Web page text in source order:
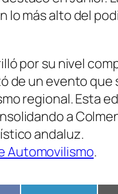
lo más alto del
por su nivel
de un evento que
regional. Esta
a
andaluz.
Automovilismo.